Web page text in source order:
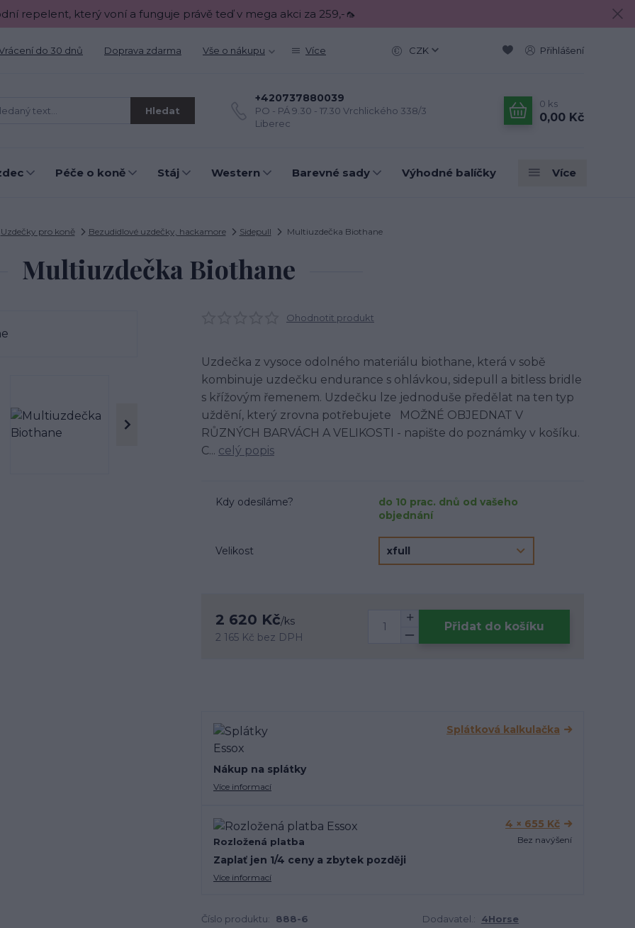
repelent, který voní a funguje právě teď v mega akci za 259,-🦟
do 30 dnů Doprava zdarma Vše o nákupu Více CZK Přihlášení
Hledat
+420737880039
PO - PÁ 9.30 - 17.30 Vrchlického 338/3
Liberec
0 ks
0,00 Kč
Péče o koně Stáj Western Barevné sady Výhodné balíčky Více
Uzdečky pro koně Bezudidlové uzdečky, hackamore Sidepull Multiuzdečka Biothane
Multiuzdečka Biothane
Ohodnotit produkt
Uzdečka z vysoce odolného materiálu biothane, která v sobě
kombinuje uzdečku endurance s ohlávkou, sidepull a bitless bridle
s křížovým řemenem. Uzdečku lze jednoduše předělat na ten typ
uždění, který zrovna potřebujete MOŽNÉ OBJEDNAT V
RŮZNÝCH BARVÁCH A VELIKOSTI - napište do poznámky v košíku.
C... celý popis
Kdy odesíláme?
do 10 prac. dnů od vašeho
objednání
Velikost
2 620 Kč/ks
2 165 Kč bez DPH
Přidat do košíku
Splátková kalkulačka
Nákup na splátky
Více informací
Rozložená platba
4 × 655 Kč
Bez navýšení
Zaplať jen 1/4 ceny a zbytek později
Více informací
Číslo produktu: 888-6 Dodavatel.:
4Horse